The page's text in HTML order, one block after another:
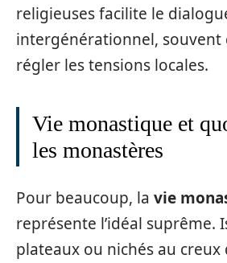
religieuses facilite le
intergénérationnel, souvent
régler les tensions locales.
Vie monastique et
les monastères
Pour beaucoup, la vie
représente l’idéal suprême.
plateaux ou nichés au creux